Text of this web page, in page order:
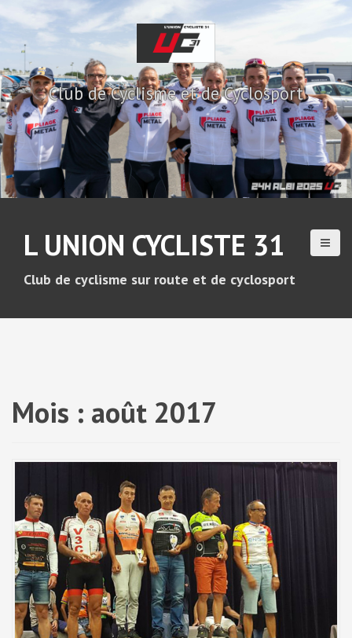
r
a
u
c
o
n
t
e
i
Club de Cyclisme et de Cyclosport
L UNION CYCLISTE 31
Club de cyclisme sur route et de cyclosport
Mois : août 2017